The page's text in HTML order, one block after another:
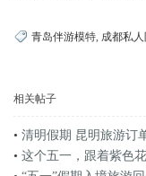
青岛伴游模特, 成都私
相关帖子
• 清明假期 昆明旅游订
• 这个五一，跟着紫色